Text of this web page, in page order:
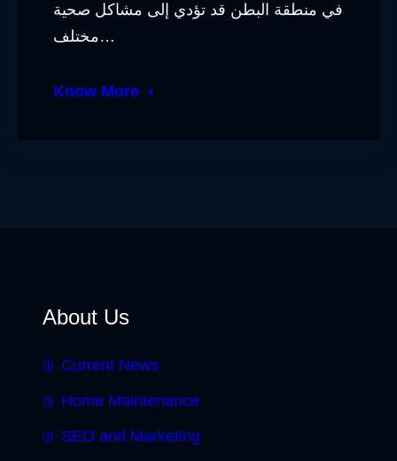
في منطقة البطن قد تؤدي إلى مشاكل صحية
مختلف…
Know More
About Us
Current News
Home Maintenance
SEO and Marketing